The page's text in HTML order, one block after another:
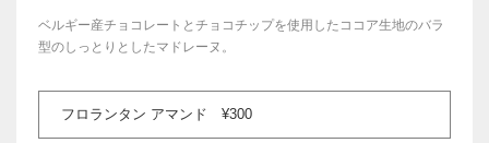
ベルギー産チョコレートとチョコチップを使用したココア生地のバラ
型のしっとりとしたマドレーヌ。
フロランタン アマンド ¥300